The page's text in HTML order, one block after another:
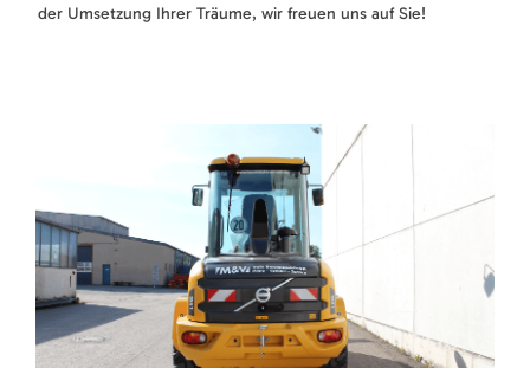
der Umsetzung Ihrer Träume, wir freuen uns auf Sie!